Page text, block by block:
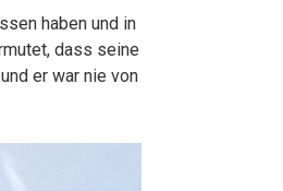
haben und in
dass seine
er war nie von